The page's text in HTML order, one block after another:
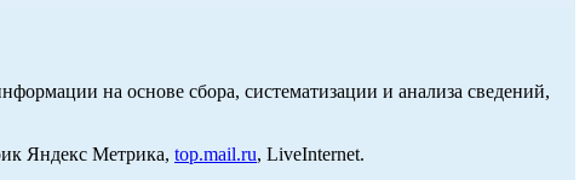
на основе сбора, систематизации и анализа сведений,
Яндекс Метрика, top.mail.ru, LiveInternet.